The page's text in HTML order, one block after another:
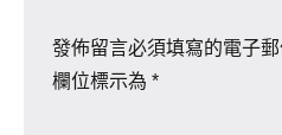
發佈留言必須填寫的電子
欄位標示為 *